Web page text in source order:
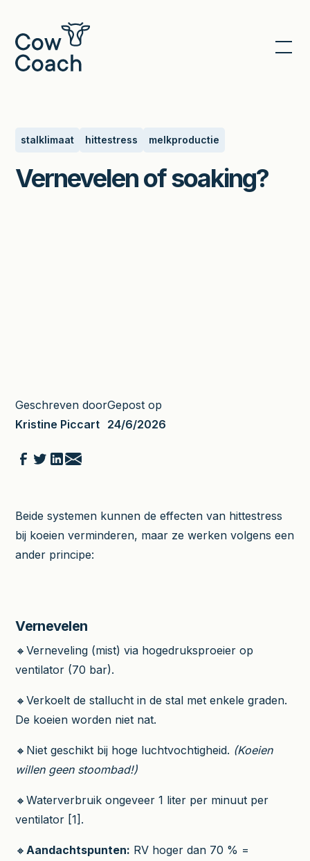
stalklimaat hittestress melkproductie
Vernevelen of soaking?
Geschreven door
Kristine Piccart
Gepost op
24/6/2026
Beide systemen kunnen de effecten van hittestress
bij koeien verminderen, maar ze werken volgens een
ander principe:
Vernevelen
🔸Verneveling (mist) via hogedruksproeier op
ventilator (70 bar).
🔸Verkoelt de stallucht in de stal met enkele graden.
De koeien worden niet nat.
🔸Niet geschikt bij hoge luchtvochtigheid. (Koeien
willen geen stoombad!)
🔸Waterverbruik ongeveer 1 liter per minuut per
ventilator [1].
🔸 Aandachtspunten: RV hoger dan 70 % =